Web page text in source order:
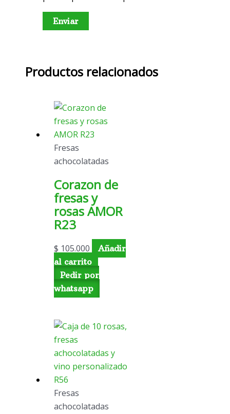
Productos relacionados
Fresas
achocolatadas
Corazon de
fresas y
rosas AMOR
R23
$ 105.000
Añadir
al carrito
Pedir por
whatsapp
Fresas
achocolatadas